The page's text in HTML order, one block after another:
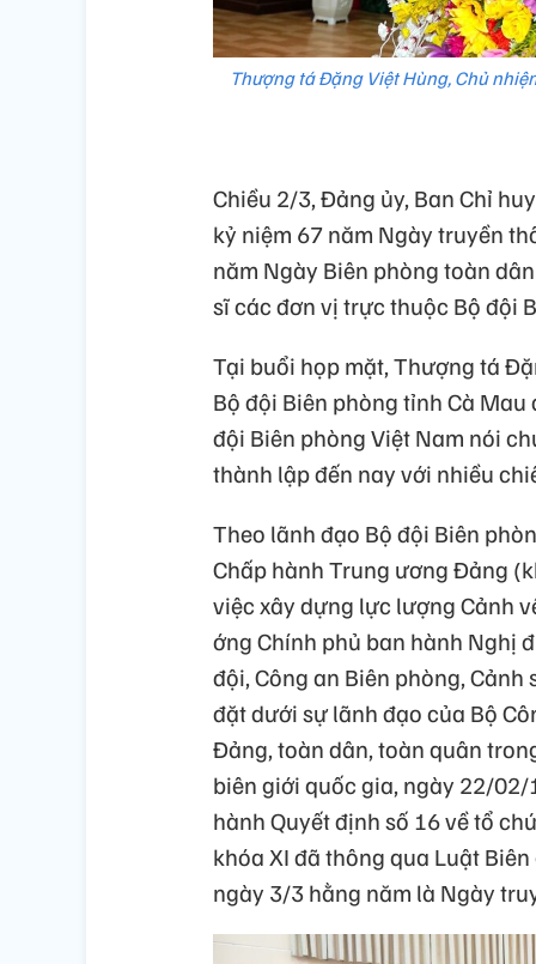
Thượng tá Đặng Việt Hùng, Chủ
Chiều 2/3, Đảng ủy, Ban Chỉ
kỷ niệm 67 năm Ngày truyền
năm Ngày Biên phòng toàn
sĩ các đơn vị trực thuộc Bộ đội
Tại buổi họp mặt, Thượng tá
Bộ đội Biên phòng tỉnh Cà
đội Biên phòng Việt Nam nói
thành lập đến nay với nhiều
Theo lãnh đạo Bộ đội Biên
Chấp hành Trung ư­­ơng Đảng
việc xây dựng lực lượng Cảnh
ớng Chính phủ ban hành Nghị
đội, Công an Biên phòng,
đặt dưới sự lãnh đạo của Bộ
Đảng, toàn dân, toàn quân
biên giới quốc gia, ngày 22/
hành Quyết định số 16 về tổ
khóa XI đã thông qua Luật
ngày 3/3 hằng năm là Ngày